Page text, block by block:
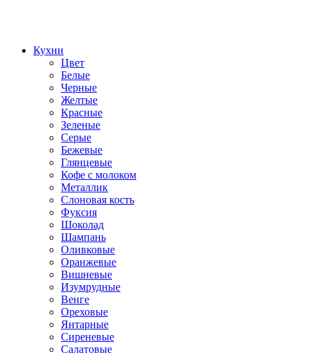
Кухни
Цвет
Белые
Черные
Желтые
Красные
Зеленые
Серые
Бежевые
Глянцевые
Кофе с молоком
Металлик
Слоновая кость
Фуксия
Шоколад
Шампань
Оливковые
Оранжевые
Вишневые
Изумрудные
Венге
Ореховые
Янтарные
Сиреневые
Салатовые